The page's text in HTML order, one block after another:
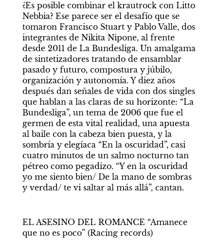
¿Es posible combinar el krautrock con Litto
Nebbia? Ese parece ser el desafío que se
tomaron Francisco Stuart y Pablo Valle, dos
integrantes de Nikita Nipone, al frente
desde 2011 de La Bundesliga. Un amalgama
de sintetizadores tratando de ensamblar
pasado y futuro, compostura y júbilo,
organización y autonomía. Y diez años
después dan señales de vida con dos singles
que hablan a las claras de su horizonte: “La
Bundesliga”, un tema de 2006 que fue el
germen de esta vital realidad, una apuesta
al baile con la cabeza bien puesta, y la
sombría y elegíaca “En la oscuridad”, casi
cuatro minutos de un salmo nocturno tan
pétreo como pegadizo. “Y en la oscuridad
yo me siento bien/ De la mano de sombras
y verdad/ te vi saltar al más allá”, cantan.
EL ASESINO DEL ROMANCE “Amanece
que no es poco” (Racing records)